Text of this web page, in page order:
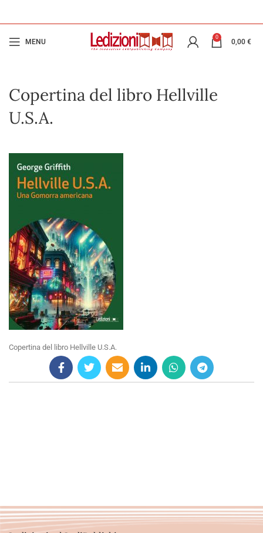
MENU
0
0,00 €
Copertina del libro Hellville
U.S.A.
Copertina del libro Hellville U.S.A.